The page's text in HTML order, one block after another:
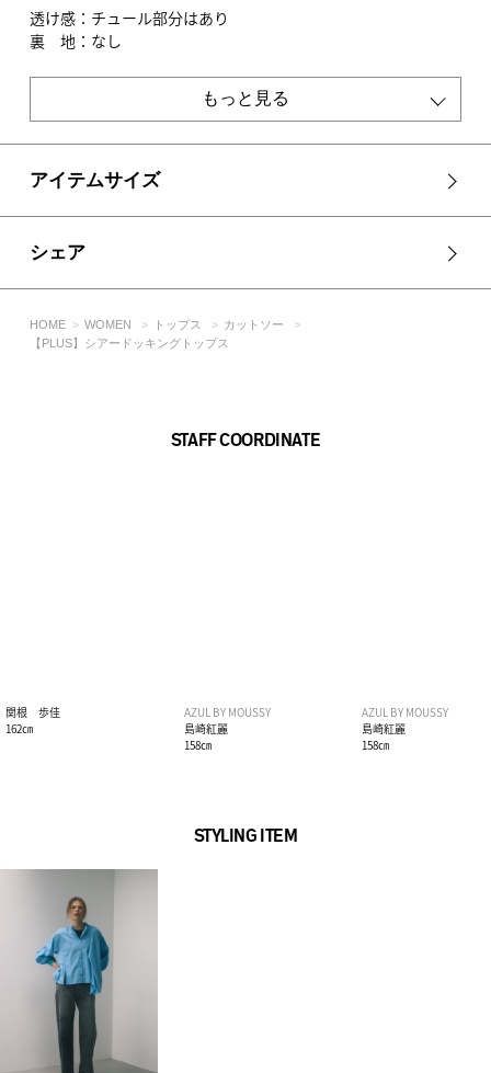
透け感：チュール部分はあり
裏 地：なし
[注意事項]
異なる場合があります。
※画像の商品は光の照射や角度、お使いのモニター環境によ
※着用、お取り扱いの際は、アテンションタグをご確認くださ
い。
もっと見る
アイテムサイズ
シェア
HOME WOMEN トップス
カットソー
【PLUS】シアードッキングトップス
STAFF COORDINATE
関根 歩佳
162㎝
AZUL BY MOUSSY
島崎紅麗
158㎝
AZUL BY MOUSSY
島崎紅麗
158㎝
STYLING ITEM